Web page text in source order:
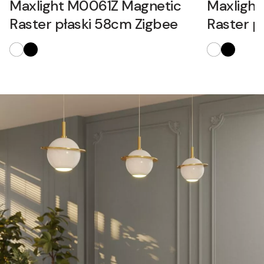
Maxlight M0061Z Magnetic
Raster płaski 58cm Zigbee
Raster